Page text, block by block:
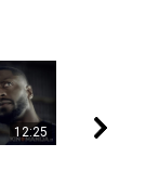
12:25